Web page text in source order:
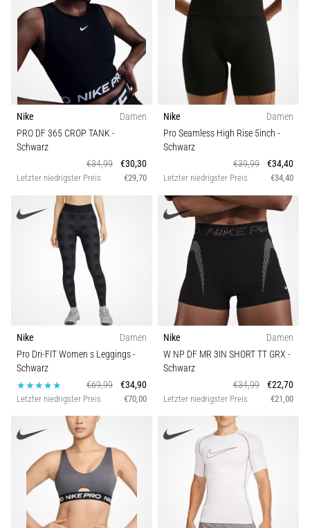
Nike
Damen
PRO DF 365 CROP TANK-
Schwarz
€34,99
€30,30
Letzter niedrigster Preis €29,70
Nike
Damen
Pro Seamless High Rise 5inch -
Schwarz
€39,99
€34,40
Letzter niedrigster Preis €34,40
Nike
Damen
Pro Dri-FIT Women s Leggings-
Schwarz
€69,99
€34,90
Letzter niedrigster Preis €70,00
Nike
Damen
W NP DF MR 3IN SHORT TT GRX -
Schwarz
€34,99
€22,70
Letzter niedrigster Preis €21,00